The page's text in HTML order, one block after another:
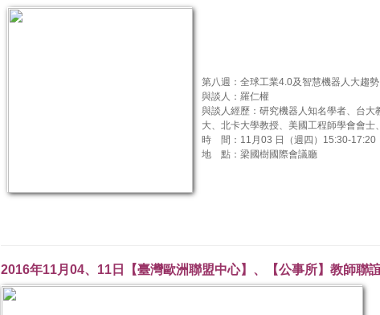
第八週：全球工業4.0及智慧機器人大趨
與談人：羅仁權
與談人經歷：研究機器人知名學者、台
大、北卡大學教授、美國工程師學會會士
時 間：11月03 日（週四）15:30-17:20
地 點：梁國樹國際會議廳
2016年11月04、11日【臺灣歐洲聯盟中心】、【公事所】教師聯